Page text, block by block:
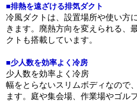
■排熱を遠ざける排気ダクト
冷風ダクトは、設置場所や使い方
きます。廃熱方向を変えられる、
クトも搭載しています。
■少人数を効率よく冷房
少人数を効率よく冷房
幅をとらないスリムボディなので
ます。庭や集会場、作業場やゴル